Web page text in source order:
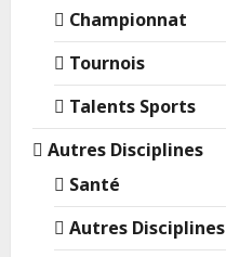
Championnat
Tournois
Talents Sports
Autres Disciplines
Santé
Autres Disciplines